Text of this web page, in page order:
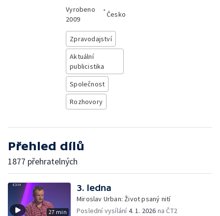
Vyrobeno
2009
•
Česko
Zpravodajství
Aktuální
publicistika
Společnost
Rozhovory
Přehled dílů
1877 přehratelných
27 min
3. ledna
Miroslav Urban: Život psaný nití
Poslední vysílání4. 1. 2026 na ČT2